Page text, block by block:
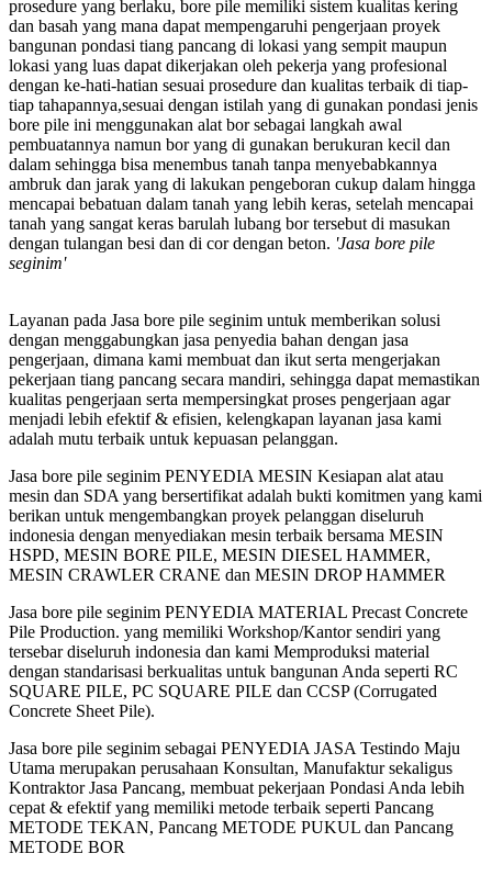
prosedure yang berlaku, bore pile memiliki sistem kualitas kering
dan basah yang mana dapat mempengaruhi pengerjaan proyek
bangunan pondasi tiang pancang di lokasi yang sempit maupun
lokasi yang luas dapat dikerjakan oleh pekerja yang profesional
dengan ke-hati-hatian sesuai prosedure dan kualitas terbaik di tiap-
tiap tahapannya,sesuai dengan istilah yang di gunakan pondasi jenis
bore pile ini menggunakan alat bor sebagai langkah awal
pembuatannya namun bor yang di gunakan berukuran kecil dan
dalam sehingga bisa menembus tanah tanpa menyebabkannya
ambruk dan jarak yang di lakukan pengeboran cukup dalam hingga
mencapai bebatuan dalam tanah yang lebih keras, setelah mencapai
tanah yang sangat keras barulah lubang bor tersebut di masukan
dengan tulangan besi dan di cor dengan beton. 'Jasa bore pile
seginim'
Layanan pada Jasa bore pile seginim untuk memberikan solusi
dengan menggabungkan jasa penyedia bahan dengan jasa
pengerjaan, dimana kami membuat dan ikut serta mengerjakan
pekerjaan tiang pancang secara mandiri, sehingga dapat memastikan
kualitas pengerjaan serta mempersingkat proses pengerjaan agar
menjadi lebih efektif & efisien, kelengkapan layanan jasa kami
adalah mutu terbaik untuk kepuasan pelanggan.
Jasa bore pile seginim PENYEDIA MESIN Kesiapan alat atau
mesin dan SDA yang bersertifikat adalah bukti komitmen yang kami
berikan untuk mengembangkan proyek pelanggan diseluruh
indonesia dengan menyediakan mesin terbaik bersama MESIN
HSPD, MESIN BORE PILE, MESIN DIESEL HAMMER,
MESIN CRAWLER CRANE dan MESIN DROP HAMMER
Jasa bore pile seginim PENYEDIA MATERIAL Precast Concrete
Pile Production. yang memiliki Workshop/Kantor sendiri yang
tersebar diseluruh indonesia dan kami Memproduksi material
dengan standarisasi berkualitas untuk bangunan Anda seperti RC
SQUARE PILE, PC SQUARE PILE dan CCSP (Corrugated
Concrete Sheet Pile).
Jasa bore pile seginim sebagai PENYEDIA JASA Testindo Maju
Utama merupakan perusahaan Konsultan, Manufaktur sekaligus
Kontraktor Jasa Pancang, membuat pekerjaan Pondasi Anda lebih
cepat & efektif yang memiliki metode terbaik seperti Pancang
METODE TEKAN, Pancang METODE PUKUL dan Pancang
METODE BOR